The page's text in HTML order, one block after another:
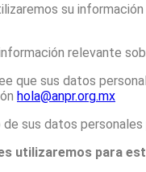
su
relevante
que sus datos
hola@anpr.org.mx
de sus datos
utilizaremos para